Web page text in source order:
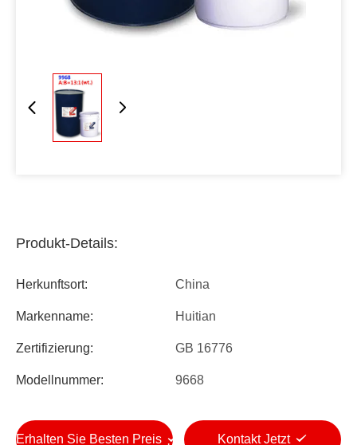
Produkt-Details:
Herkunftsort: China
Markenname: Huitian
Zertifizierung: GB 16776
Modellnummer: 9668
Erhalten Sie Besten Preis Kontakt Jetzt